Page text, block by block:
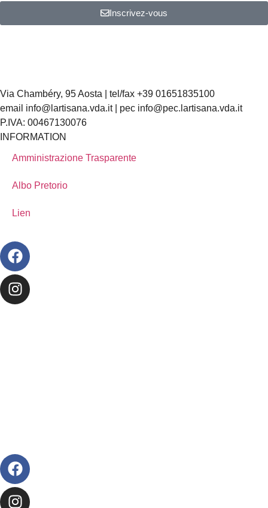
Inscrivez-vous
Via Chambéry, 95 Aosta | tel/fax +39 01651835100
email info@lartisana.vda.it | pec info@pec.lartisana.vda.it
P.IVA: 00467130076
INFORMATION
Amministrazione Trasparente
Albo Pretorio
Lien